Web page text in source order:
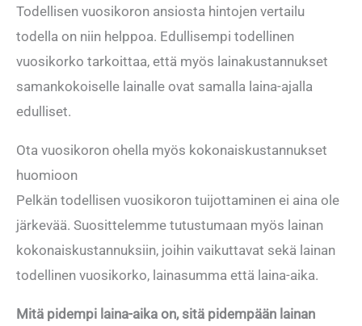
Todellisen vuosikoron ansiosta hintojen vertailu
todella on niin helppoa. Edullisempi todellinen
vuosikorko tarkoittaa, että myös lainakustannukset
samankokoiselle lainalle ovat samalla laina-ajalla
edulliset.
Ota vuosikoron ohella myös kokonaiskustannukset
huomioon
Pelkän todellisen vuosikoron tuijottaminen ei aina ole
järkevää. Suosittelemme tutustumaan myös lainan
kokonaiskustannuksiin, joihin vaikuttavat sekä lainan
todellinen vuosikorko, lainasumma että laina-aika.
Mitä pidempi laina-aika on, sitä pidempään lainan